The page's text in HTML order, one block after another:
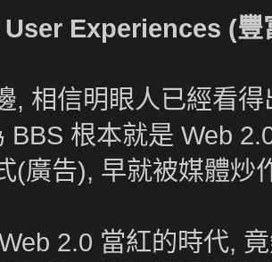
Experiences (豐
, 相信明眼人已經看
BBS 根本就是 Web
(廣告), 早就被媒體炒
2.0 當紅的時代,